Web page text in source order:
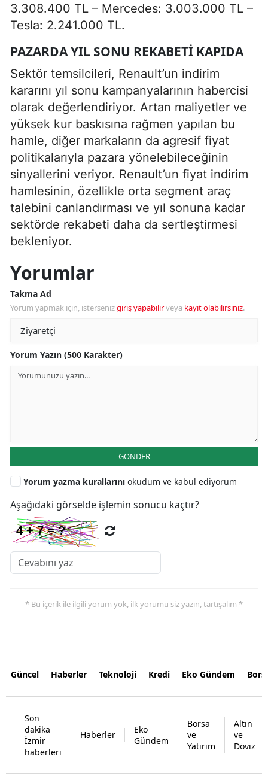
3.308.400 TL – Mercedes: 3.003.000 TL –
Tesla: 2.241.000 TL.
PAZARDA YIL SONU REKABETI KAPIDA
Sektör temsilcileri, Renault’un indirim
kararını yıl sonu kampanyalarının habercisi
olarak değerlendiriyor. Artan maliyetler ve
yüksek kur baskısına rağmen yapılan bu
hamle, diğer markaların da agresif fiyat
politikalarıyla pazara yönelebileceğinin
sinyallerini veriyor. Renault’un fiyat indirim
hamlesinin, özellikle orta segment araç
talebini canlandırması ve yıl sonuna kadar
sektörde rekabeti daha da sertleştirmesi
bekleniyor.
Yorumlar
Takma Ad
Yorum yapmak için, istersenizgiriş yapabilirveya kayıt olabilirsiniz.
Yorum Yazın (500 Karakter)
GÖNDER
Yorum yazma kurallarını okudum ve kabul ediyorum
Aşağıdaki görselde işlemin sonucu kaçtır?
* Bu içerik ile ilgili yorum yok, ilk yorumu siz yazın, tartışalım *
Güncel Haberler Teknoloji Kredi Eko Gündem
Son
dakika
İzmir
haberleri
Haberler
Eko
Gündem
Borsa
ve
Yatırım
Altın
ve
Döviz